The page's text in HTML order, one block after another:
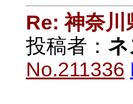
Re: 神奈
投稿者：
No.211336